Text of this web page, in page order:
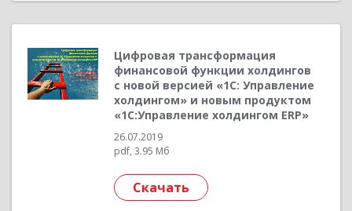
Цифровая трансформация
финансовой функции холдингов
с новой версией «1С: Управление
холдингом» и новым продуктом
«1С:Управление холдингом ERP»
26.07.2019
pdf, 3.95 Мб
Скачать